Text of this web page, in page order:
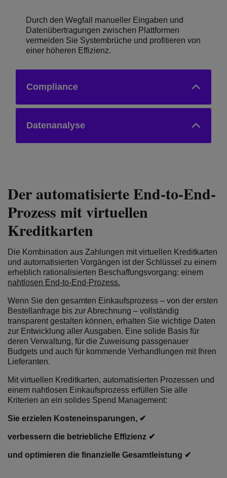
Durch den Wegfall manueller Eingaben und
Datenübertragungen zwischen Plattformen
vermeiden Sie Systembrüche und profitieren von
einer höheren Effizienz.
Compliance
Datenanalyse
Der automatisierte End-to-End-
Prozess mit virtuellen
Kreditkarten
Die Kombination aus Zahlungen mit virtuellen Kreditkarten
und automatisierten Vorgängen ist der Schlüssel zu einem
erheblich rationalisierten Beschaffungsvorgang: einem
nahtlosen End-to-End-Prozess.
Wenn Sie den gesamten Einkaufsprozess – von der ersten
Bestellanfrage bis zur Abrechnung – vollständig
transparent gestalten können, erhalten Sie wichtige Daten
zur Entwicklung aller Ausgaben. Eine solide Basis für
deren Verwaltung, für die Zuweisung passgenauer
Budgets und auch für kommende Verhandlungen mit Ihren
Lieferanten.
Mit virtuellen Kreditkarten, automatisierten Prozessen und
einem nahtlosen Einkaufsprozess erfüllen Sie alle
Kriterien an ein solides Spend Management:
Sie erzielen Kosteneinsparungen, ✔
verbessern die betriebliche Effizienz ✔
und optimieren die finanzielle Gesamtleistung ✔